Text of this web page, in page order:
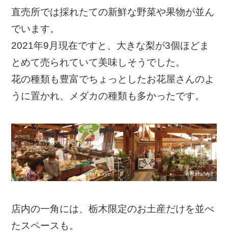
直売所では採れたての新鮮な野菜や果物が並ん
でいます。
2021年9月現在ですと、大きな梨が3個ほどま
とめて売られていて美味しそうでした。
花の種類も豊富でちょっとしたお花屋さんのよ
うに置かれ、メダカの種類も多かったです。
店内の一角には、栃木限定のお土産だけを並べ
たスペースも。